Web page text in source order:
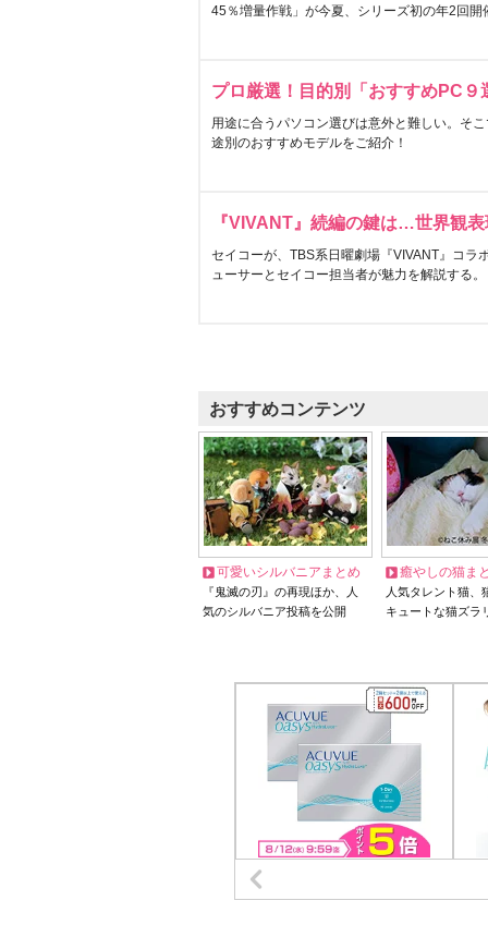
45％増量作戦」が今夏、シリーズ初の年2回開
プロ厳選！目的別「おすすめPC９
用途に合うパソコン選びは意外と難しい。そ
途別のおすすめモデルをご紹介！
『VIVANT』続編の鍵は…世界観
セイコーが、TBS系日曜劇場『VIVANT』コラ
ューサーとセイコー担当者が魅力を解説する。
おすすめコンテンツ
可愛いシルバニアまとめ
『鬼滅の刃』の再現ほか、人
気のシルバニア投稿を公開
癒やしの猫ま
人気タレント猫
キュートな猫ズラ